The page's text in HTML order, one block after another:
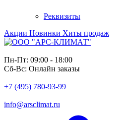
Реквизиты
Акции Новинки Хиты продаж
Пн-Пт: 09:00 - 18:00
Сб-Вс: Онлайн заказы
+7 (495) 780-93-99
info@arsclimat.ru